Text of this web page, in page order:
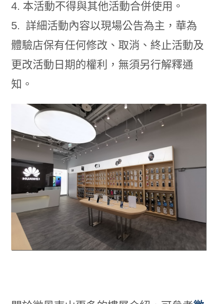
4. 本活動不得與其他活動合併使用。
5. 詳細活動內容以現場公告為主，華為
體驗店保有任何修改、取消、終止活動及
更改活動日期的權利，無須另行解釋通
知。